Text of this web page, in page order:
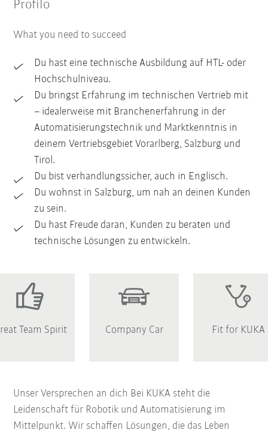
Profilo
What you need to succeed
Du hast eine technische Ausbildung auf HTL- oder
Hochschulniveau.
Du bringst Erfahrung im technischen Vertrieb mit
– idealerweise mit Branchenerfahrung in der
Automatisierungstechnik und Marktkenntnis in
deinem Vertriebsgebiet Vorarlberg, Salzburg und
Tirol.
Du bist verhandlungssicher, auch in Englisch.
Du wohnst in Salzburg, um nah an deinen Kunden
zu sein.
Du hast Freude daran, Kunden zu beraten und
technische Lösungen zu entwickeln.
Team Spirit Company Car Fit for KUKA
Unser Versprechen an dich Bei KUKA steht die
Leidenschaft für Robotik und Automatisierung im
Mittelpunkt. Wir schaffen Lösungen, die das Leben